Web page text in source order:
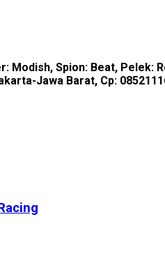
Spion: Beat, Pelek:
Jawa Barat, Cp: